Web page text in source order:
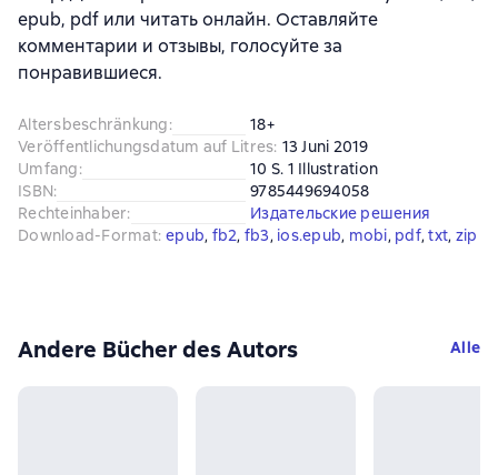
epub, pdf или читать онлайн. Оставляйте
комментарии и отзывы, голосуйте за
понравившиеся.
Altersbeschränkung:
18+
Veröffentlichungsdatum auf Litres: 13 Juni 2019
Umfang:
10 S. 1 Illustration
ISBN:
9785449694058
Rechteinhaber:
Издательские решения
Download-Format: epub, fb2, fb3, ios.epub, mobi, pdf, txt, zip
Andere Bücher des Autors Alle